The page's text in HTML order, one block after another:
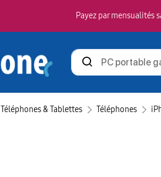
Payez par
Rechercher
des
Téléphones & Tablettes Téléphones